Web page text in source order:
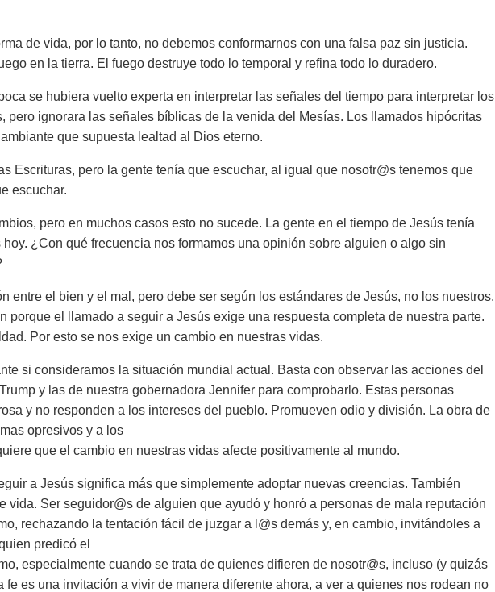
de vida, por lo tanto, no debemos conformarnos con una falsa paz sin justicia.
en la tierra. El fuego destruye todo lo temporal y refina todo lo duradero.
se hubiera vuelto experta en interpretar las señales del tiempo para interpretar los
pero ignorara las señales bíblicas de la venida del Mesías. Los llamados hipócritas
que supuesta lealtad al Dios eterno.
Escrituras, pero la gente tenía que escuchar, al igual que nosotr@s tenemos que
escuchar.
pero en muchos casos esto no sucede. La gente en el tiempo de Jesús tenía
¿Con qué frecuencia nos formamos una opinión sobre alguien o algo sin
entre el bien y el mal, pero debe ser según los estándares de Jesús, no los nuestros.
porque el llamado a seguir a Jesús exige una respuesta completa de nuestra parte.
Por esto se nos exige un cambio en nuestras vidas.
si consideramos la situación mundial actual. Basta con observar las acciones del
y las de nuestra gobernadora Jennifer para comprobarlo. Estas personas
y no responden a los intereses del pueblo. Promueven odio y división. La obra de
opresivos y a los
que el cambio en nuestras vidas afecte positivamente al mundo.
a Jesús significa más que simplemente adoptar nuevas creencias. También
vida. Ser seguidor@s de alguien que ayudó y honró a personas de mala reputación
rechazando la tentación fácil de juzgar a l@s demás y, en cambio, invitándoles a
predicó el
especialmente cuando se trata de quienes difieren de nosotr@s, incluso (y quizás
es una invitación a vivir de manera diferente ahora, a ver a quienes nos rodean no